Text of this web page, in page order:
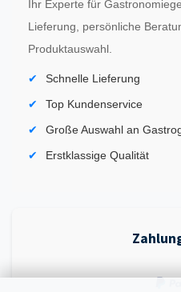
Ihr Experte für
Lieferung, persönliche
Produktauswahl.
Schnelle Lieferung
Top Kundenservice
Große Auswahl an
Erstklassige Qualität